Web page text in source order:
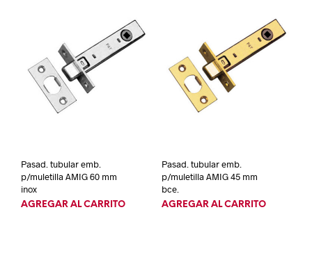
Pasad. tubular emb.
p/muletilla AMIG 60 mm
inox
AGREGAR AL CARRITO
Pasad. tubular emb.
p/muletilla AMIG 45 mm
bce.
AGREGAR AL CARRITO